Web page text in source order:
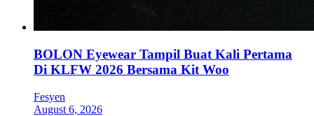
BOLON Eyewear Tampil Buat Kali Pertama
Di KLFW 2026 Bersama Kit Woo
Fesyen
August 6, 2026